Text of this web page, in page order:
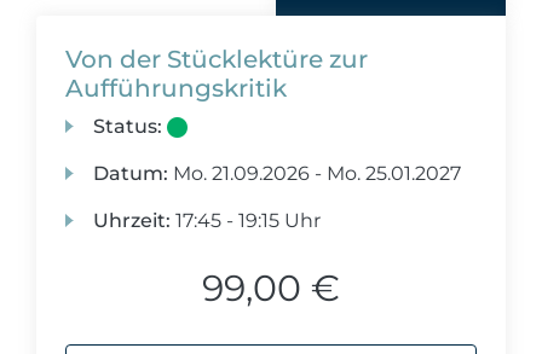
Von der Stücklektüre zur
Aufführungskritik
Status:
Datum: Mo. 21.09.2026 - Mo. 25.01.2027
Uhrzeit: 17:45 - 19:15 Uhr
99,00 €